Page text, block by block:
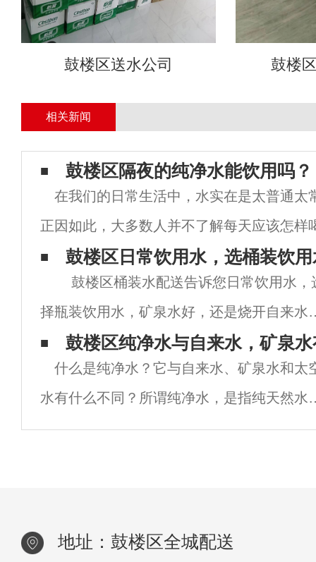
鼓楼区送水公司 鼓楼
相关新闻
鼓楼区隔夜的纯净水能饮用吗？
在我们的日常生活中，水实在是太普通太
正因如此，大多数人并不了解每天应该怎样
水，什么时候喝水……而这直接影响到我们
近，有很多人都想知道的一件事，隔夜的纯
鼓楼区日常饮用水，选桶装饮
鼓楼区桶装水配送告诉您日常饮用水，
择瓶装饮用水，矿泉水好，还是烧开自来水
好？水是身体不可缺少的。人们常说五天不
吃，但不能喝水。从这句话中，我们可以知
水对我们来说是多么重
鼓楼区纯净水与自来水，矿泉
什么是纯净水？它与自来水、矿泉水和太
水有什么不同？所谓纯净水，是指纯天然水
（自来水）经过十几层（或二十多层）过滤
地址：鼓楼区全城配送